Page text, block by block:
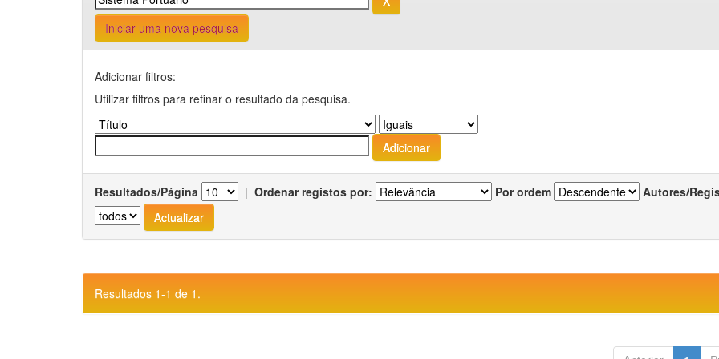
Iniciar uma nova pesquisa
Adicionar filtros:
Utilizar filtros para refinar o resultado da pesquisa.
Resultados/Página | Ordenar registos por: Por ordem Autores/
Resultados 1-1 de 1.